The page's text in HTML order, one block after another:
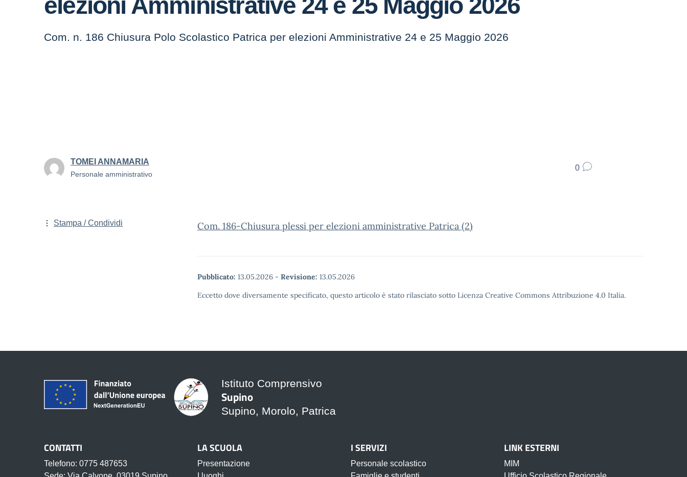
Com. n. 186 Chiusura Polo Scolastico Patrica per elezioni Amministrative 24 e 25 Maggio 2026
TOMEI ANNAMARIA
Personale amministrativo
0
Com. 186-Chiusura plessi per elezioni amministrative Patrica (2)
Pubblicato: 13.05.2026 - Revisione: 13.05.2026
Eccetto dove diversamente specificato, questo articolo è stato rilasciato sotto Licenza Creative Commons Attribuzione 4.0 Italia.
Stampa / Condividi
Istituto Comprensivo
Supino
Supino, Morolo, Patrica
CONTATTI
Telefono: 0775 487653
LA SCUOLA
Presentazione
I SERVIZI
Personale scolastico
LINK ESTERNI
MIM